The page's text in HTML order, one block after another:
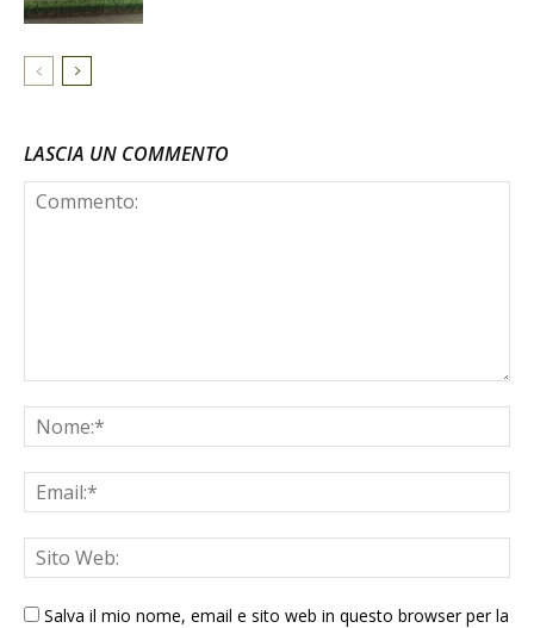
LASCIA UN COMMENTO
Salva il mio nome, email e sito web in questo browser per la